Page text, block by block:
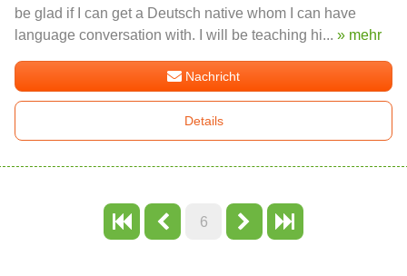
be glad if I can get a Deutsch native whom I can have
language conversation with. I will be teaching hi... » mehr
Nachricht
Details
6